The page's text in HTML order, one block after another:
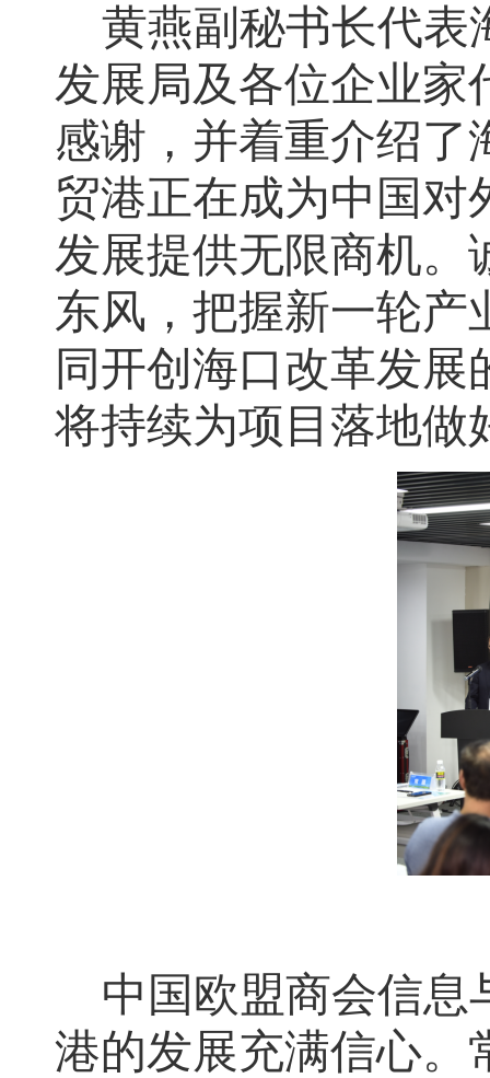
黄燕副秘书长代表
发展局及各位企业家
感谢， 并着重介绍了
贸港正在成为中国对
发展提供无限商机。
东风，把握新一轮产
同开创海口改革发
将持续为项目落地做
中国欧盟商会信息
港的发展充满信心。